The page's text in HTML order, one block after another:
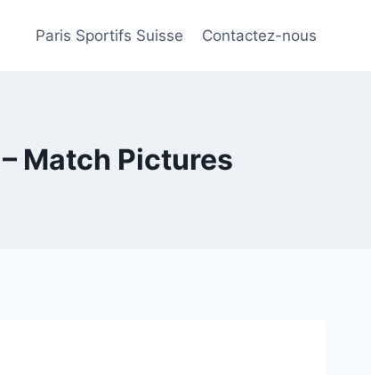
Paris Sportifs Suisse Contactez-nous
– Match Pictures